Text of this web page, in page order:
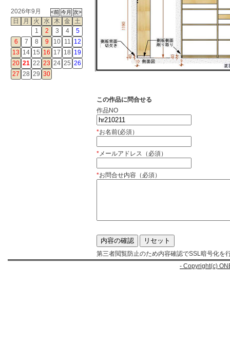
2026年9月
日
月 火 水 木 金
土
1
2 3 4
5
6
7 8 9 10 11 12
13 14 15 16 17 18 19
20 21 22 23 24 25 26
27 28 29 30
この作品に問合せる
作品NO
*お名前(必須）
*メールアドレス（必須）
*お問合せ内容（必須）
第三者閲覧防止のため内容確認でSSL暗号化を
- Copyright(c)